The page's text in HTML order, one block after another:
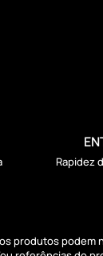
Rapidez
produtos